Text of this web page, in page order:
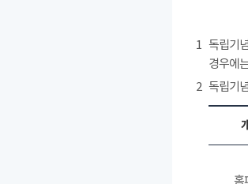
1 독립기
경우에
2 독립기
홈